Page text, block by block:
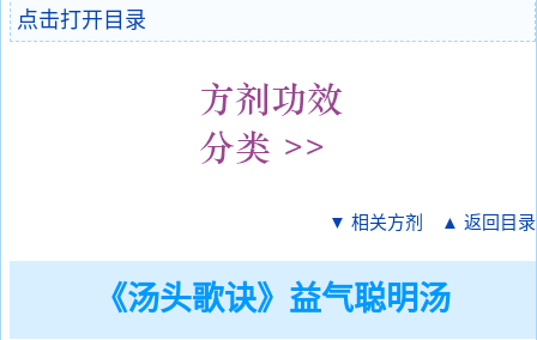
点击打开目录
▼ 相关方剂 ▲ 返回目录
《汤头歌诀》益气聪明汤